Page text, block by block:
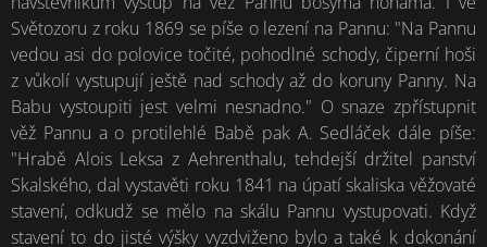
Světozoru z roku 1869 se píše o lezení na Pannu: "Na Pannu
vedou asi do polovice točité, pohodlné schody, čiperní hoši
z vůkolí vystupují ještě nad schody až do koruny Panny. Na
Babu vystoupiti jest velmi nesnadno." O snaze zpřístupnit
věž Pannu a o protilehlé Babě pak A. Sedláček dále píše:
"Hrabě Alois Leksa z Aehrenthalu, tehdejší držitel panství
Skalského, dal vystavěti roku 1841 na úpatí skaliska věžovaté
stavení, odkudž se mělo na skálu Pannu vystupovati. Když
stavení to do jisté výšky vyzdviženo bylo a také k dokonání